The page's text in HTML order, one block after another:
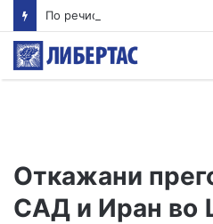
Откажани
САД и Иран во